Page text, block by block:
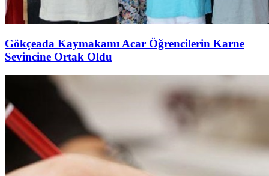
Gökçeada Kaymakamı Acar Öğrencilerin Karne
Sevincine Ortak Oldu